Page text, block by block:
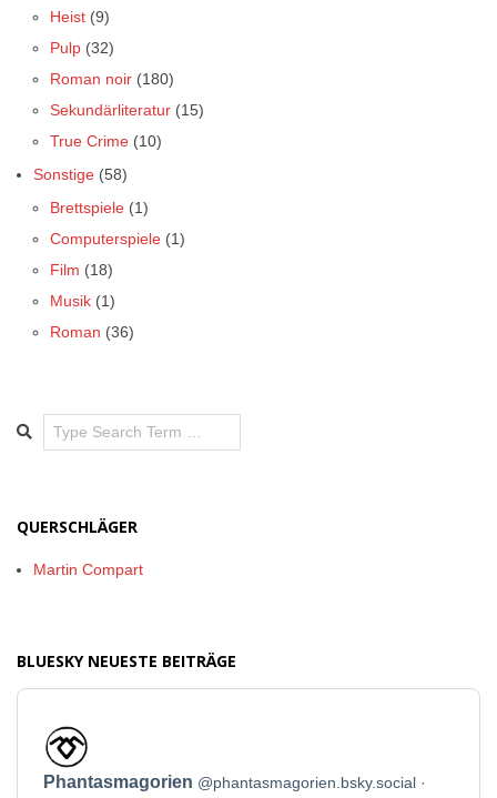
Heist (9)
Pulp (32)
Roman noir (180)
Sekundärliteratur (15)
True Crime (10)
Sonstige (58)
Brettspiele (1)
Computerspiele (1)
Film (18)
Musik (1)
Roman (36)
Search
QUERSCHLÄGER
Martin Compart
BLUESKY NEUESTE BEITRÄGE
Beitrag
von
Phantasmagorien
auf
Phantasmagorien @phantasmagorien.bsky.social